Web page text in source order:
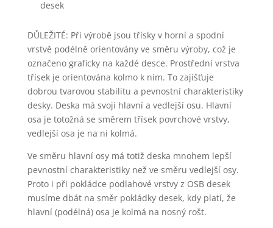
desek
DŮLEŽITÉ: Při výrobě jsou třísky v horní a spodní
vrstvě podélně orientovány ve směru výroby, což je
označeno graficky na každé desce. Prostřední vrstva
třísek je orientována kolmo k nim. To zajišťuje
dobrou tvarovou stabilitu a pevnostní charakteristiky
desky. Deska má svoji hlavní a vedlejší osu. Hlavní
osa je totožná se směrem třísek povrchové vrstvy,
vedlejší osa je na ni kolmá.
Ve směru hlavní osy má totiž deska mnohem lepší
pevnostní charakteristiky než ve směru vedlejší osy.
Proto i při pokládce podlahové vrstvy z OSB desek
musíme dbát na směr pokládky desek, kdy platí, že
hlavní (podélná) osa je kolmá na nosný rošt.